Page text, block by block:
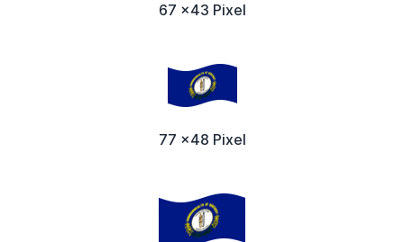
67 x43 Pixel
77 x48 Pixel